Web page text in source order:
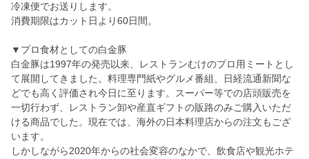
冷凍便でお送りします。
消費期限はカット日より60日間。
▼プロ食材としての白金豚
白金豚は1997年の発売以来、レストランむけのプロ用ミートとし
て展開してきました。料理専門紙やグルメ番組、日経流通新聞な
どでも高く評価され今日に至ります。スーパー等での店頭販売を
一切行わず、レストラン卸や産直ギフトの販路のみご購入いただ
ける商品でした。現在では、海外の日本料理店からの注文もござ
います。
しかしながら2020年からの社会変容のなかで、飲食店や観光ホテ